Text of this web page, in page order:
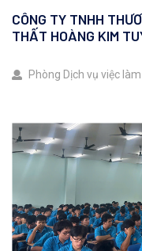
CÔNG TY TNHH
THẤT HOÀNG KIM
Phòng Dịch vụ việc